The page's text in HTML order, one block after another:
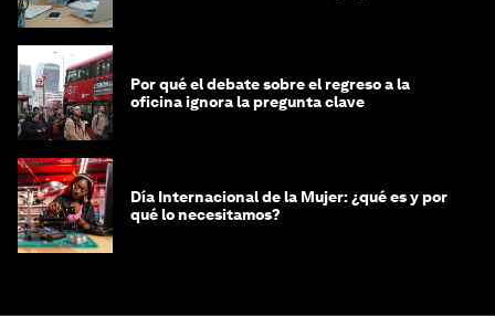
Por qué el debate sobre el regreso a la
oficina ignora la pregunta clave
Día Internacional de la Mujer: ¿qué es y por
qué lo necesitamos?